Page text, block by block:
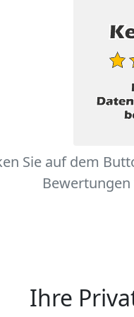
Sie auf dem
Ihre